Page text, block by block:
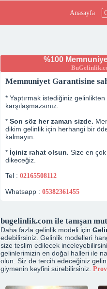
Anasayfa
%100
Memnuniyet Garantisine
* Yaptırmak istediğiniz
karşılaşmazsınız.
* Son söz her zaman sizde.
dikim gelinlik için herhangi bir
kalmayın.
* İçiniz rahat olsun. Size en
dikeceğiz.
Tel : 02165508112
Whatsapp : 05382361455
bugelinlik.com ile tanışan
Daha fazla gelinlik modeli için
edebilirsiniz. Gelinlik modelleri
size teslim edilecek
gelinlerimizin en doğal halleri ile
olun. Siz de tercih edeceğiniz
giymenin keyfini sürebilirsiniz.